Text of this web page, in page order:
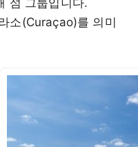
섬 그룹입니다.
소(Curaçao)를 의미